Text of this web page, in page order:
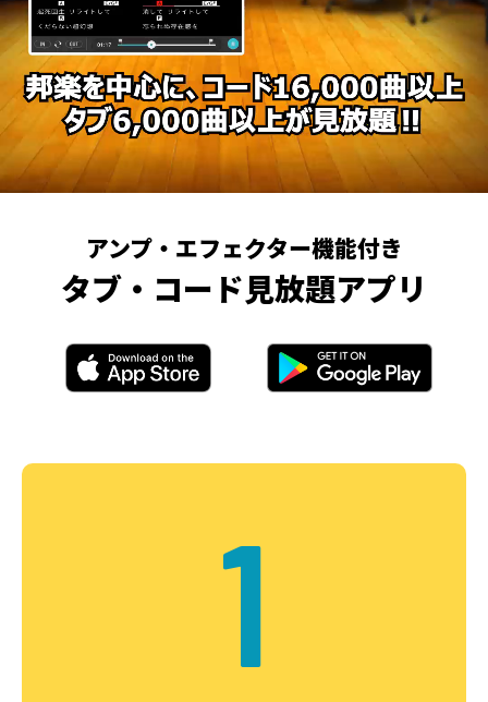
アンプ・エフェクター機能付き
タブ・コード見放題アプリ
1